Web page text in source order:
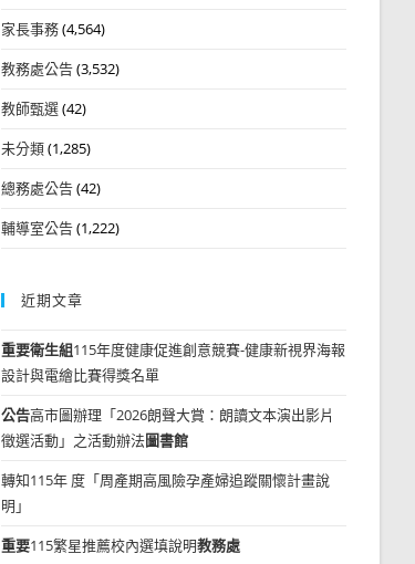
家長事務(4,564)
教務處公告(3,532)
教師甄選(42)
未分類(1,285)
總務處公告(42)
輔導室公告(1,222)
近期文章
重要衛生組115年度健康促進創意競賽-健康新視界海報
設計與電繪比賽得獎名單
公告高市圖辦理「2026朗聲大賞：朗讀文本演出影片
徵選活動」之活動辦法圖書館
轉知115年 度「周產期高風險孕產婦追蹤關懷計畫說
明」
重要115繁星推薦校內選填說明教務處